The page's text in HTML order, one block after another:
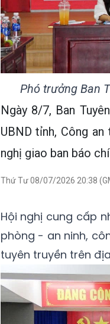
Phó trưởng Ban
Ngày 8/7, Ban
UBND tỉnh, Công
nghị giao ban báo
Thứ Tư 08/07/2026 20:38
Hội nghị cung cấp
phòng - an ninh,
tuyên truyền trên